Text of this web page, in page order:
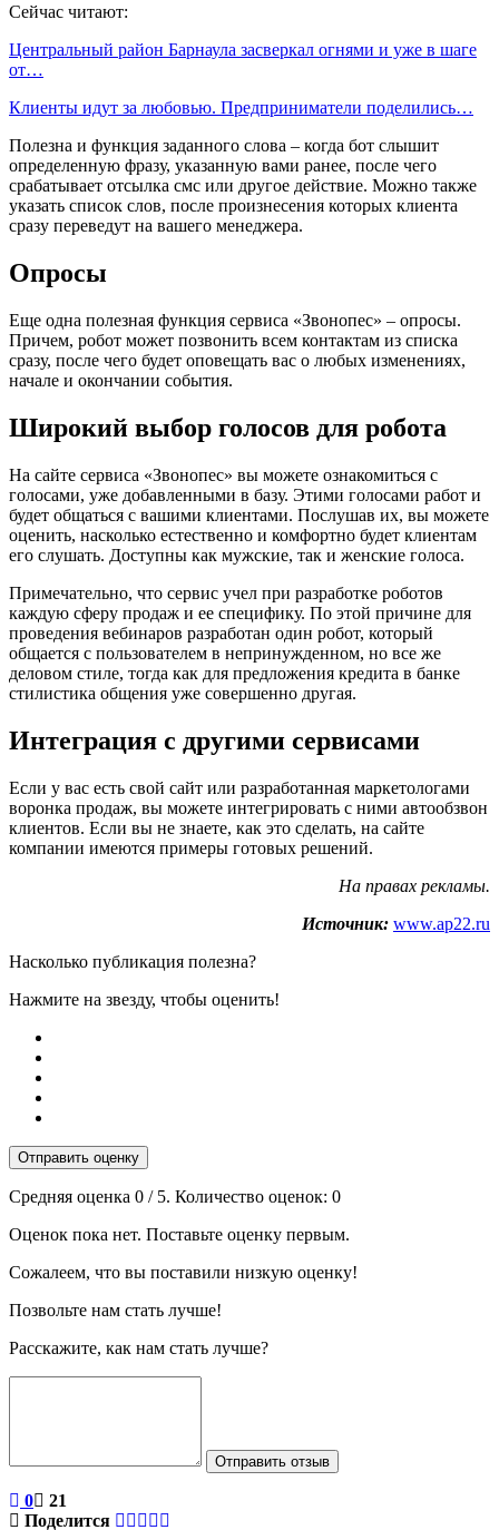
Сейчас читают:
Центральный район Барнаула засверкал огнями и уже в шаге
от…
Клиенты идут за любовью. Предприниматели поделились…
Полезна и функция заданного слова – когда бот слышит
определенную фразу, указанную вами ранее, после чего
срабатывает отсылка смс или другое действие. Можно также
указать список слов, после произнесения которых клиента
сразу переведут на вашего менеджера.
Опросы
Еще одна полезная функция сервиса «Звонопес» – опросы.
Причем, робот может позвонить всем контактам из списка
сразу, после чего будет оповещать вас о любых изменениях,
начале и окончании события.
Широкий выбор голосов для робота
На сайте сервиса «Звонопес» вы можете ознакомиться с
голосами, уже добавленными в базу. Этими голосами работ и
будет общаться с вашими клиентами. Послушав их, вы можете
оценить, насколько естественно и комфортно будет клиентам
его слушать. Доступны как мужские, так и женские голоса.
Примечательно, что сервис учел при разработке роботов
каждую сферу продаж и ее специфику. По этой причине для
проведения вебинаров разработан один робот, который
общается с пользователем в непринужденном, но все же
деловом стиле, тогда как для предложения кредита в банке
стилистика общения уже совершенно другая.
Интеграция с другими сервисами
Если у вас есть свой сайт или разработанная маркетологами
воронка продаж, вы можете интегрировать с ними автообзвон
клиентов. Если вы не знаете, как это сделать, на сайте
компании имеются примеры готовых решений.
На правах рекламы.
Источник: www.ap22.ru
Насколько публикация полезна?
Нажмите на звезду, чтобы оценить!
Отправить оценку
Средняя оценка 0 / 5. Количество оценок: 0
Оценок пока нет. Поставьте оценку первым.
Сожалеем, что вы поставили низкую оценку!
Позвольте нам стать лучше!
Расскажите, как нам стать лучше?
Отправить отзыв
0
21
Поделится